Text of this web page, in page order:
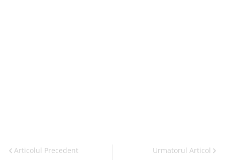
Articolul Precedent Urmatorul Articol